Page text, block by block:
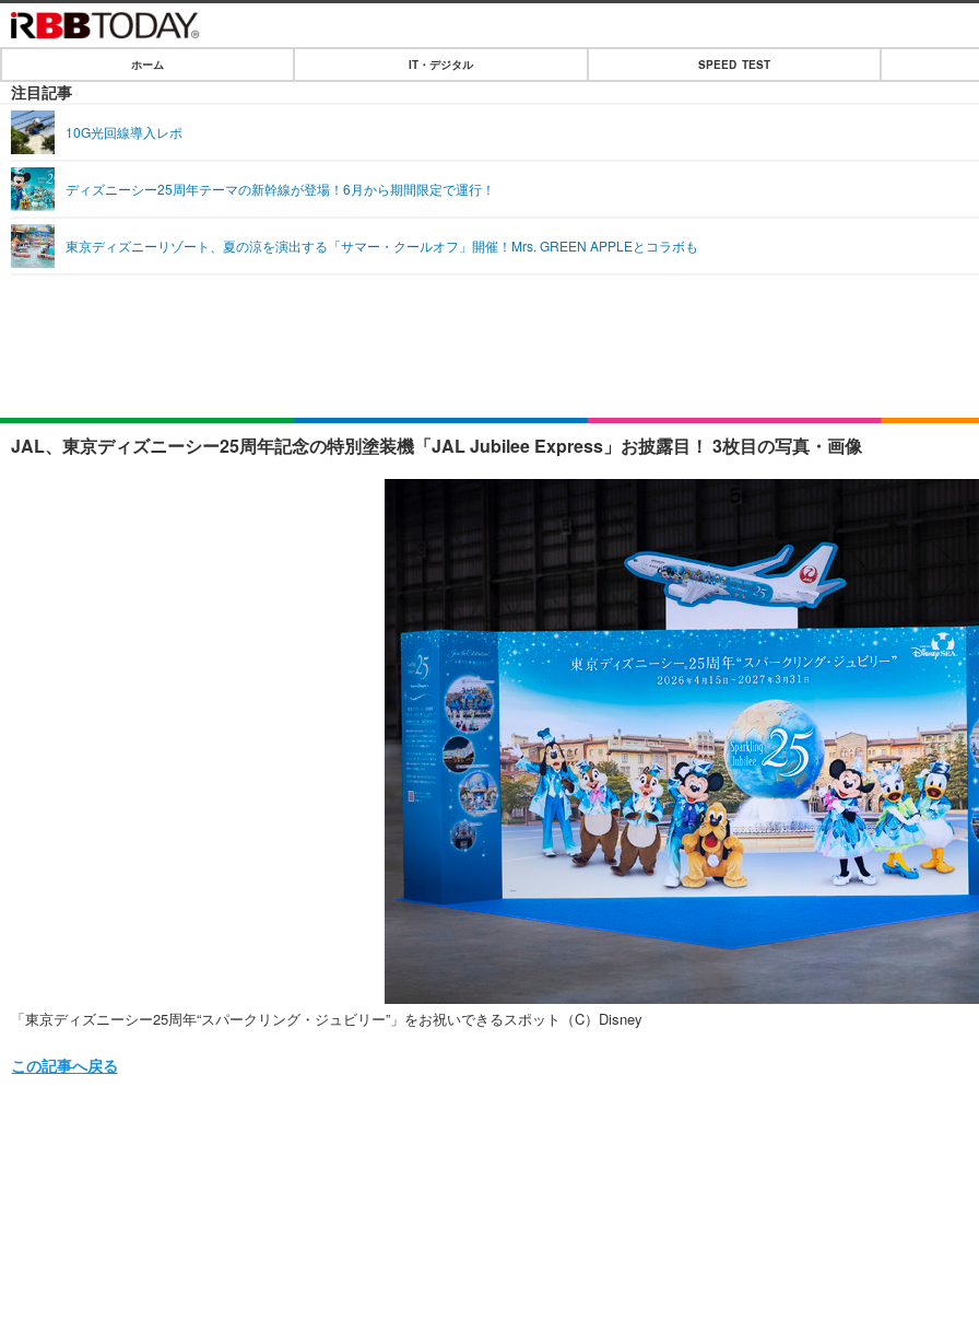
IT・デジタル
ショッピング
SPEED TEST
エンタメ
エンタメTOP
ショッピング
ライフ
ホーム IT・デジタル SPEED TEST
注目記事
10G光回線導入レポ
ディズニーシー25周年テーマの新幹線が登場！6月から期間限定で運行！
東京ディズニーリゾート、夏の涼を演出する「サマー・クールオフ」開催！Mrs. GREEN APPLEとコラボも
JAL、東京ディズニーシー25周年記念の特別塗装機「JAL Jubilee Express」お披露目！ 3枚目の写真・画像
「東京ディズニーシー25周年“スパークリング・ジュビリー”」をお祝いできるスポット（C）Disney
この記事へ戻る